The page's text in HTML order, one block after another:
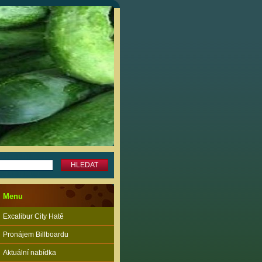
Menu
Excalibur City Hatě
Pronájem Billboardu
Aktuální nabídka